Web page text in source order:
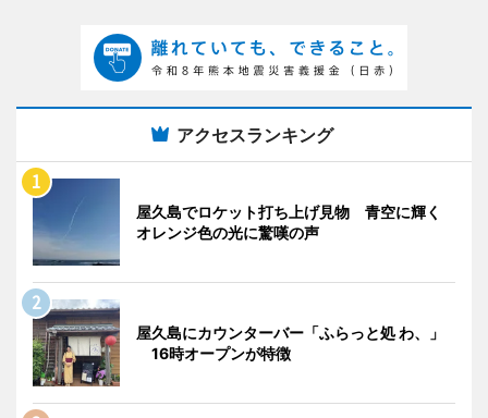
アクセスランキング
屋久島でロケット打ち上げ見物 青空に輝く
オレンジ色の光に驚嘆の声
屋久島にカウンターバー「ふらっと処 わ、」
16時オープンが特徴